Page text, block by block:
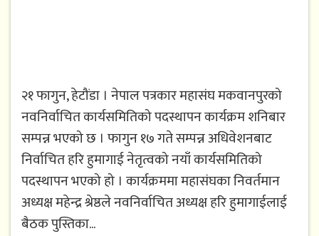
२१ फागुन, हेटौंडा । नेपाल पत्रकार महासंघ मकवानपुरको
नवनिर्वाचित कार्यसमितिको पदस्थापन कार्यक्रम शनिबार
सम्पन्न भएको छ । फागुन १७ गते सम्पन्न अधिवेशनबाट
निर्वाचित हरि हुमागाई नेतृत्वको नयाँ कार्यसमितिको
पदस्थापन भएको हो । कार्यक्रममा महासंघका निवर्तमान
अध्यक्ष महेन्द्र श्रेष्ठले नवनिर्वाचित अध्यक्ष हरि हुमागाईलाई
बैठक पुस्तिका...